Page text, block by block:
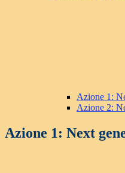
Azione 1:
Azione 2:
Azione 1: Next